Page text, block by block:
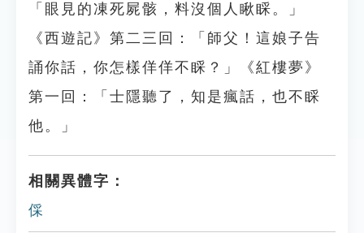
「眼見的凍死屍骸，料沒個人瞅睬。」
《西遊記》第二三回：「師父！這娘子告
誦你話，你怎樣佯佯不睬？」《紅樓夢》
第一回：「士隱聽了，知是瘋話，也不睬
他。」
相關異體字：
倸